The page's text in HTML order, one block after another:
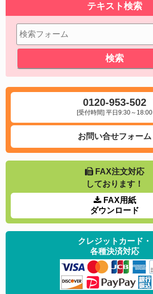
テキスト検索
0120-953-502
[受付時間] 平日9:30～18:00
お問い合せフォーム
FAX注文対応
しております！
FAX用紙
ダウンロード
クレジットカード・
各種決済対応